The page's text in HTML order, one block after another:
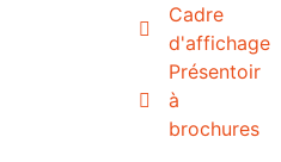
Cadre
d'affichage
Présentoir
à
brochures